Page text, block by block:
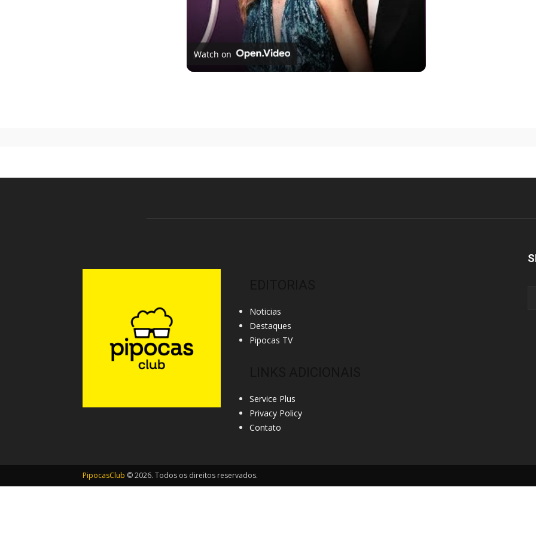
Watch on
Noticias
Destaques
Pipocas TV
Service Plus
Privacy Policy
Contato
PipocasClub © 2026. Todos os direitos reservados.